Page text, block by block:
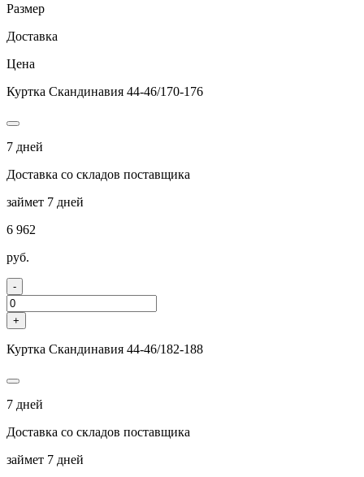
Размер
Доставка
Цена
Куртка Скандинавия 44-46/170-176
7 дней
Доставка со складов поставщика
займет 7 дней
6 962
руб.
-
+
Куртка Скандинавия 44-46/182-188
7 дней
Доставка со складов поставщика
займет 7 дней